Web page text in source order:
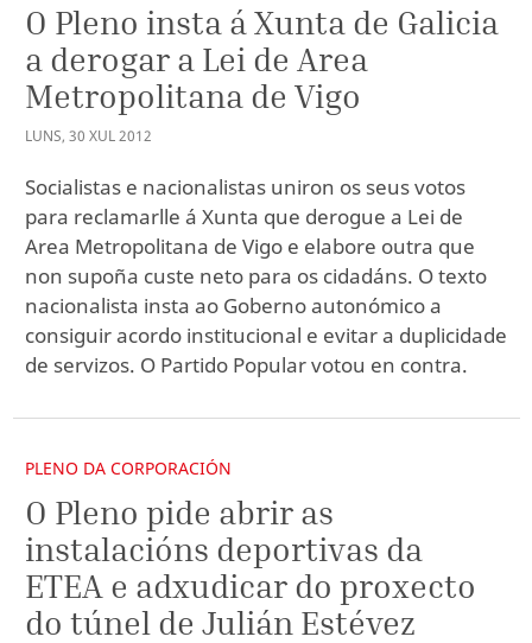
O Pleno insta á Xunta de Galicia
a derogar a Lei de Area
Metropolitana de Vigo
LUNS, 30 XUL2012
Socialistas e nacionalistas uniron os seus votos
para reclamarlle á Xunta que derogue a Lei de
Area Metropolitana de Vigo e elabore outra que
non supoña custe neto para os cidadáns. O texto
nacionalista insta ao Goberno autonómico a
consiguir acordo institucional e evitar a duplicidade
de servizos. O Partido Popular votou en contra.
PLENO DA CORPORACIÓN
O Pleno pide abrir as
instalacións deportivas da
ETEA e adxudicar do proxecto
do túnel de Julián Estévez